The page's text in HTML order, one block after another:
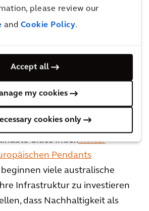
please review our
and Cookie Policy.
Accept all
my cookies
cookies only
zur
bis hin zum Transfer von
Lösungen diejenigen sein, die
ganzen Welt angepasst und
können.
zum Beispiel an, was in
Obwohl sie in unserem
Cities Indexhinter
Pendants
beginnen viele australische
Infrastruktur zu investieren
dass Nachhaltigkeit als